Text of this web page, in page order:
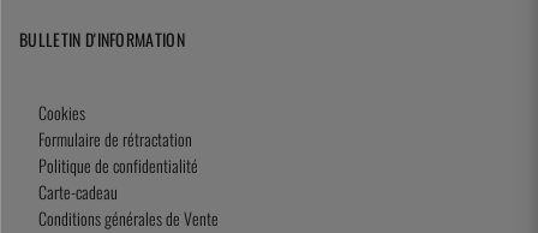
BULLETIN D'INFORMATION
Cookies
Formulaire de rétractation
Politique de confidentialité
Carte-cadeau
Conditions générales de Vente